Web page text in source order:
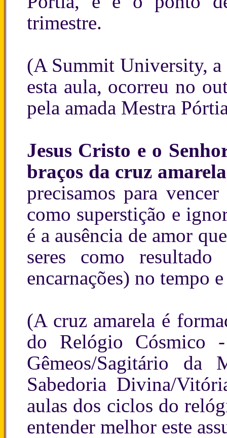
trimestre.
(A Summit University, a
esta aula, ocorreu no
pela amada Mestra
Jesus Cristo e o
braços da cruz amarela
precisamos para
como superstição e
é a ausência de amor
seres como
encarnações) no tempo
(A cruz amarela é
do Relógio Cósmico
Gêmeos/Sagitário da
Sabedoria Divina/
aulas dos ciclos do
entender melhor este